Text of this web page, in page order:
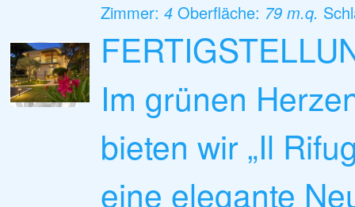
Zimmer: 4 Oberfläche: 79 m.q.
Im grünen
bieten wir „Il
eine elegante